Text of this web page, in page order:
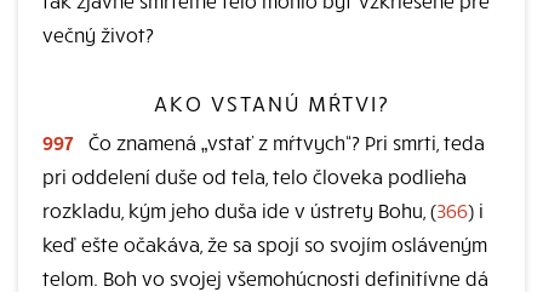
večný život?
AKO VSTANÚ MŔTVI?
997 Čo znamená „vstať z mŕtvych“? Pri smrti, teda
pri oddelení duše od tela, telo človeka podlieha
rozkladu, kým jeho duša ide v ústrety Bohu, (366) i
keď ešte očakáva, že sa spojí so svojím osláveným
telom. Boh vo svojej všemohúcnosti definitívne dá